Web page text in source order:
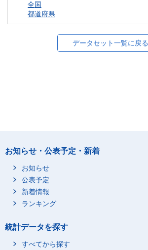
全国
都道府県
データセット一覧に戻る
お知らせ・公表予定・新着
お知らせ
公表予定
新着情報
ランキング
統計データを探す
すべてから探す